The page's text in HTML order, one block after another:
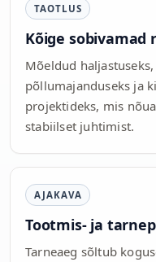
TAOTLUS
Kõige sobivamad
Mõeldud
põllumajanduseks ja
projektideks, mis
stabiilset juhtimist.
AJAKAVA
Tootmis- ja
Tarneaeg sõltub